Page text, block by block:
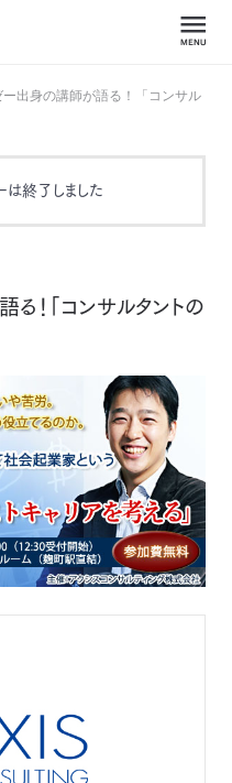
ー出身の講師が語る！「コンサル
は終了しました
！「コンサルタントの